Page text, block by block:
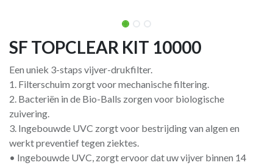
SF TOPCLEAR KIT 10000
Een uniek 3-staps vijver-drukfilter.
1. Filterschuim zorgt voor mechanische filtering.
2. Bacteriën in de Bio-Balls zorgen voor biologische
zuivering.
3. Ingebouwde UVC zorgt voor bestrijding van algen en
werkt preventief tegen ziektes.
• Ingebouwde UVC, zorgt ervoor dat uw vijver binnen 14